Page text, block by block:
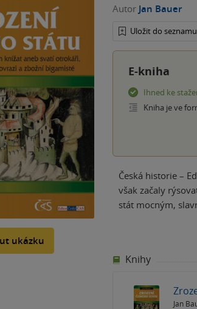
ukázku
Autor Jan Bauer
Uložit do seznamu
E-kniha
Ihned ke
Kniha je ve
Česká historie –
však začaly
stát mocným,
Knihy
Jan